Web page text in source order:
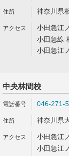
神奈川県
小田急江
小田急線
小田急江
中央林間校
046-271-
神奈川県
小田急江
小田急江